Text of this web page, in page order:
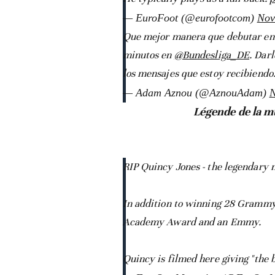
— EuroFoot (@eurofootcom)
Que mejor manera que debutar
minutos en @Bundesliga_DE.
los mensajes que estoy
— Adam Aznou (@AznouAdam)
Légende de la
RIP Quincy Jones - the legendary
In addition to winning 28
Academy Award and an Emmy.
Quincy is filmed here giving "the